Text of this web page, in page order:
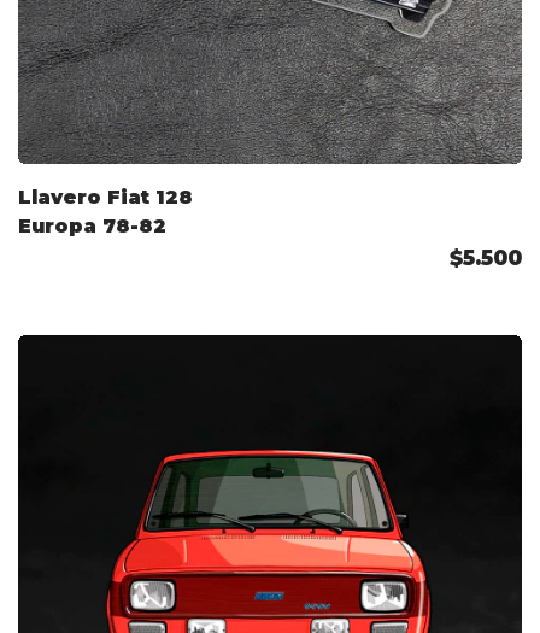
Llavero Fiat 128
Europa 78-82
$5.500